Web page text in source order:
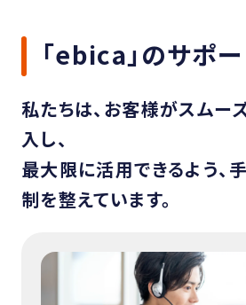
「ebica」のサポ
私たちは、お客様がスムー
入し、
最大限に活用できるよう、
制を整えています。